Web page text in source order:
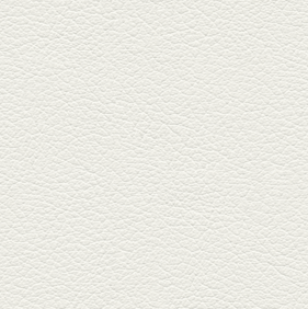
西銀座通り、若き和の料理人の
名店「旬味こさか」で夏の味を
堪能...
2025年5月23日放送
明太もちチーズもんじゃ
銀座中通りで深夜３時まで営業
している「もんじゃ焼きかめの
や」...
2025年5月2日放送
ミックス水餃子＆麻婆豆
腐
新水前寺駅そばの人気店「中華